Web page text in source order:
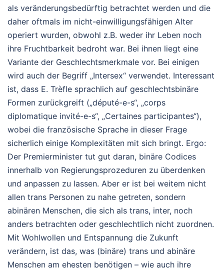
als veränderungsbedürftig betrachtet werden und die
daher oftmals im nicht-einwilligungsfähigen Alter
operiert wurden, obwohl z.B. weder ihr Leben noch
ihre Fruchtbarkeit bedroht war. Bei ihnen liegt eine
Variante der Geschlechtsmerkmale vor. Bei einigen
wird auch der Begriff „Intersex“ verwendet. Interessant
ist, dass E. Trèfle sprachlich auf geschlechtsbinäre
Formen zurückgreift („député-e-s“, „corps
diplomatique invité-e-s“, „Certaines participantes“),
wobei die französische Sprache in dieser Frage
sicherlich einige Komplexitäten mit sich bringt. Ergo:
Der Premierminister tut gut daran, binäre Codices
innerhalb von Regierungsprozeduren zu überdenken
und anpassen zu lassen. Aber er ist bei weitem nicht
allen trans Personen zu nahe getreten, sondern
abinären Menschen, die sich als trans, inter, noch
anders betrachten oder geschlechtlich nicht zuordnen.
Mit Wohlwollen und Entspannung die Zukunft
verändern, ist das, was (binäre) trans und abinäre
Menschen am ehesten benötigen – wie auch ihre